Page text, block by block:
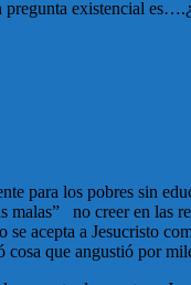
existencial
para los pobres sin
malas” no creer en las
se acepta a Jesucristo
que angustió por